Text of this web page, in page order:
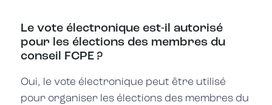
Le vote électronique est-il autorisé
pour les élections des membres du
conseil FCPE ?
Oui, le vote électronique peut être utilisé
pour organiser les élections des membres du